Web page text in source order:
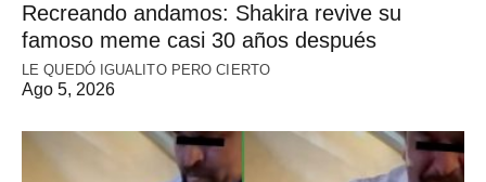
Recreando andamos: Shakira revive su
famoso meme casi 30 años después
LE QUEDÓ IGUALITO PERO CIERTO
Ago 5, 2026